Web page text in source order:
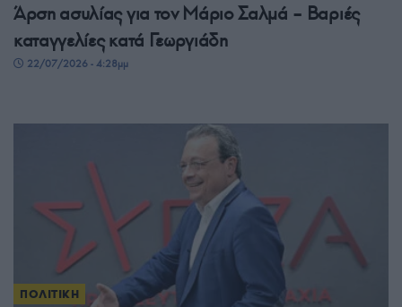
Άρση ασυλίας για τον Μάριο Σαλμά – Βαριές
καταγγελίες κατά Γεωργιάδη
22/07/2026 - 4:28μμ
ΠΟΛΙΤΙΚΗ